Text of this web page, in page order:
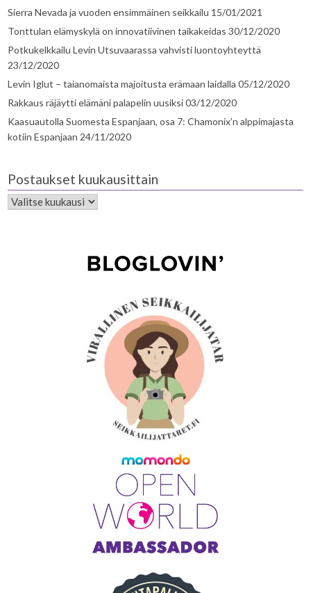
Sierra Nevada ja vuoden ensimmäinen seikkailu 15/01/2021
Tonttulan elämyskylä on innovatiivinen taikakeidas 30/12/2020
Potkukelkkailu Levin Utsuvaarassa vahvisti luontoyhteyttä
23/12/2020
Levin Iglut – taianomaista majoitusta erämaan laidalla 05/12/2020
Rakkaus räjäytti elämäni palapelin uusiksi03/12/2020
Kaasuautolla Suomesta Espanjaan, osa 7: Chamonix’n alppimajasta
kotiin Espanjaan 24/11/2020
Postaukset kuukausittain